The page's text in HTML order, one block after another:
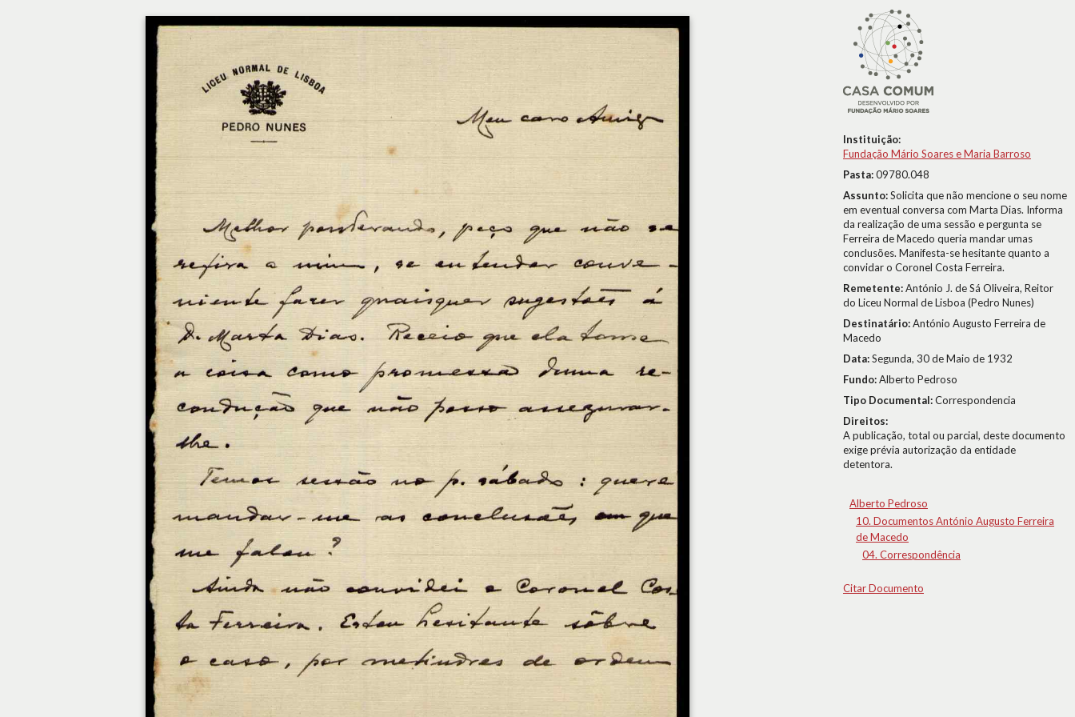
Instituição:
Fundação Mário Soares e Maria Barroso
Pasta:09780.048
Assunto:Solicita que não mencione o seu nome
em eventual conversa com Marta Dias. Informa
da realização de uma sessão e pergunta se
Ferreira de Macedo queria mandar umas
conclusões. Manifesta-se hesitante quanto a
convidar o Coronel Costa Ferreira.
Remetente:António J. de Sá Oliveira, Reitor
do Liceu Normal de Lisboa (Pedro Nunes)
Destinatário:António Augusto Ferreira de
Macedo
Data:Segunda, 30 de Maio de 1932
Fundo:Alberto Pedroso
Tipo Documental:Correspondencia
Direitos:
A publicação, total ou parcial, deste documento
exige prévia autorização da entidade
detentora.
Alberto Pedroso
10. Documentos António Augusto Ferreira
de Macedo
04. Correspondência
Citar Documento